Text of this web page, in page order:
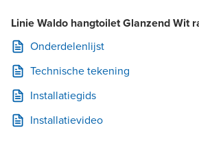
Linie Waldo hangtoilet Glanzend Wit
Onderdelenlijst
Technische tekening
Installatiegids
Installatievideo